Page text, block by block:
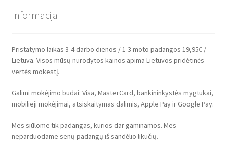
Informacija
Pristatymo laikas 3-4 darbo dienos / 1-3 moto padangos 19,95€ /
Lietuva. Visos mūsų nurodytos kainos apima Lietuvos pridėtinės
vertės mokestį.
Galimi mokėjimo būdai: Visa, MasterCard, bankininkystės mygtukai,
mobilieji mokėjimai, atsiskaitymas dalimis, Apple Pay ir Google Pay.
Mes siūlome tik padangas, kurios dar gaminamos. Mes
neparduodame senų padangų iš sandėlio likučių.